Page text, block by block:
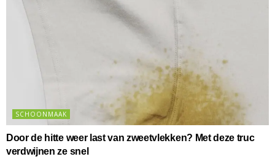
SCHOONMAAK
Door de hitte weer last van zweetvlekken? Met deze truc
verdwijnen ze snel